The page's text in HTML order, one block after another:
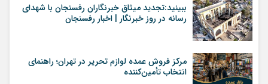
ببینید:تجدید میثاق خبرنگاران رفسنجان با شهدای
رسانه در روز خبرنگار | اخبار رفسنجان
مرکز فروش عمده لوازم تحریر در تهران؛ راهنمای
انتخاب تأمین‌کننده